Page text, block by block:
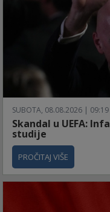
SUBOTA, 08.08.2026 | 09:19
Skandal u UEFA:
studije
PROČITAJ VIŠE